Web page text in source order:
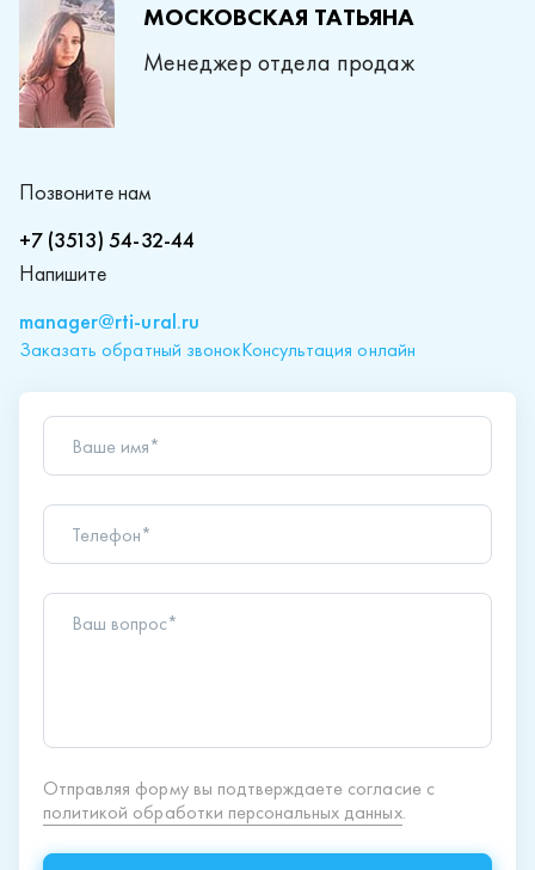
МОСКОВСКАЯ ТАТЬЯНА
Менеджер отдела продаж
Позвоните нам
+7 (3513) 54-32-44
Напишите
manager@rti-ural.ru
Заказать обратный звонокКонсультация онлайн
Ваше имя*
Телефон*
Ваш вопрос*
Отправляя форму вы подтверждаете согласие с
политикой обработки персональных данных